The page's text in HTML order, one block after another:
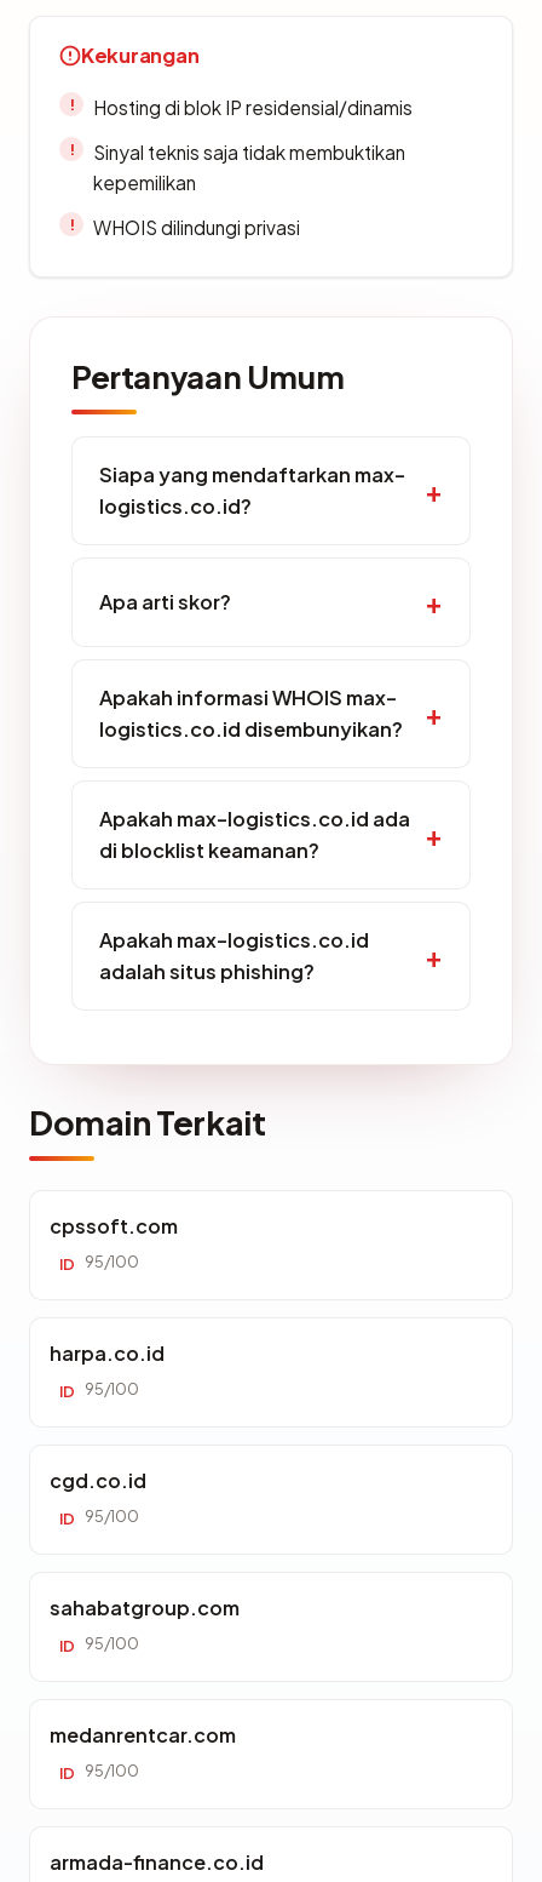
Kekurangan
Hosting di blok IP residensial/dinamis
Sinyal teknis saja tidak membuktikan
kepemilikan
WHOIS dilindungi privasi
Pertanyaan Umum
Siapa yang mendaftarkan max-
logistics.co.id?
Apa arti skor?
Apakah informasi WHOIS max-
logistics.co.id disembunyikan?
Apakah max-logistics.co.id ada
di blocklist keamanan?
Apakah max-logistics.co.id
adalah situs phishing?
Domain Terkait
cpssoft.com
ID 95/100
harpa.co.id
ID 95/100
cgd.co.id
ID 95/100
sahabatgroup.com
ID 95/100
medanrentcar.com
ID 95/100
armada-finance.co.id